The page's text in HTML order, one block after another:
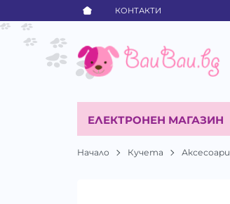
КОНТАКТИ
ЕЛЕКТРОНЕН МАГАЗИН
Начало Кучета Аксесоари